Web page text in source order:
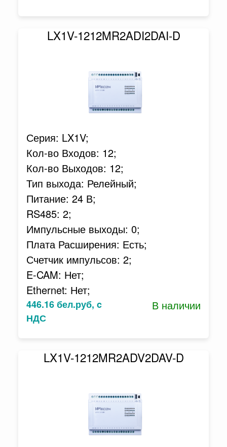
LX1V-1212MR2ADI2DAI-D
Серия: LX1V;
Кол-во Входов: 12;
Кол-во Выходов: 12;
Тип выхода: Релейный;
Питание: 24 В;
RS485: 2;
Импульсные выходы: 0;
Плата Расширения: Есть;
Счетчик импульсов: 2;
E-CAM: Нет;
Ethernet: Нет;
446.16 бел.руб, c
НДС
В наличии
LX1V-1212MR2ADV2DAV-D